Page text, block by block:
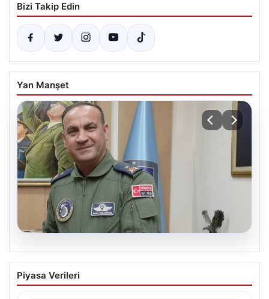
Bizi Takip Edin
Yan Manşet
Rafet Dalkıran kimdir? Yeni Hava
Kuvvetleri Komutanı Rafet Dalkıran’ın
Piyasa Verileri